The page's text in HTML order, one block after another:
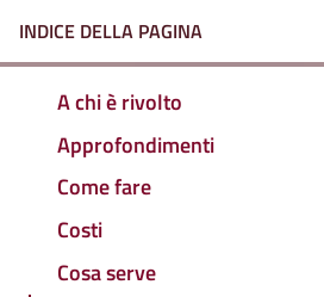
INDICE DELLA PAGINA
A chi è rivolto
Approfondimenti
Come fare
Costi
Cosa serve